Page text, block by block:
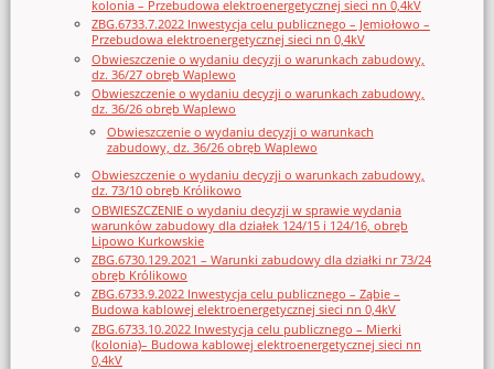
kolonia – Przebudowa elektroenergetycznej sieci nn 0,4kV
ZBG.6733.7.2022 Inwestycja celu publicznego – Jemiołowo –
Przebudowa elektroenergetycznej sieci nn 0,4kV
Obwieszczenie o wydaniu decyzji o warunkach zabudowy,
dz. 36/27 obręb Waplewo
Obwieszczenie o wydaniu decyzji o warunkach zabudowy,
dz. 36/26 obręb Waplewo
Obwieszczenie o wydaniu decyzji o warunkach
zabudowy, dz. 36/26 obręb Waplewo
Obwieszczenie o wydaniu decyzji o warunkach zabudowy,
dz. 73/10 obręb Królikowo
OBWIESZCZENIE o wydaniu decyzji w sprawie wydania
warunków zabudowy dla działek 124/15 i 124/16, obręb
Lipowo Kurkowskie
ZBG.6730.129.2021 – Warunki zabudowy dla działki nr 73/24
obręb Królikowo
ZBG.6733.9.2022 Inwestycja celu publicznego – Ząbie –
Budowa kablowej elektroenergetycznej sieci nn 0,4kV
ZBG.6733.10.2022 Inwestycja celu publicznego – Mierki
(kolonia)– Budowa kablowej elektroenergetycznej sieci nn
0,4kV